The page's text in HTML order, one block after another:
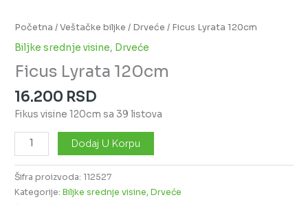
Početna /Veštačke biljke / Drveće / Ficus Lyrata 120cm
Biljke srednje visine, Drveće
Ficus Lyrata 120cm
16.200 RSD
Fikus visine 120cm sa 39 listova
Dodaj U Korpu
Šifra proizvoda:112527
Kategorije:Biljke srednje visine,Drveće